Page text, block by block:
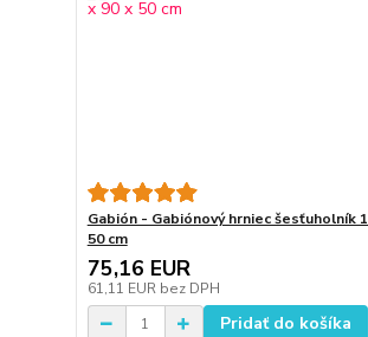
Gabión - Gabiónový hrniec šesťuholník
50 cm
75,16 EUR
61,11 EUR bez DPH
Pridať do košíka